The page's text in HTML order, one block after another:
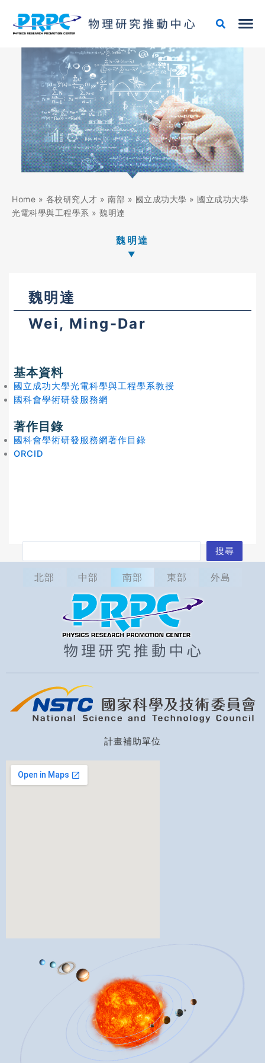
Home » 各校研究人才 » 南部 » 國立成功大學 » 國立成功大學
光電科學與工程學系 » 魏明達
魏明達
魏明達
Wei, Ming-Dar
基本資料
國立成功大學光電科學與工程學系教授
國科會學術研發服務網
著作目錄
國科會學術研發服務網著作目錄
ORCID
搜尋
北部 中部 南部 東部 外島
計畫補助單位